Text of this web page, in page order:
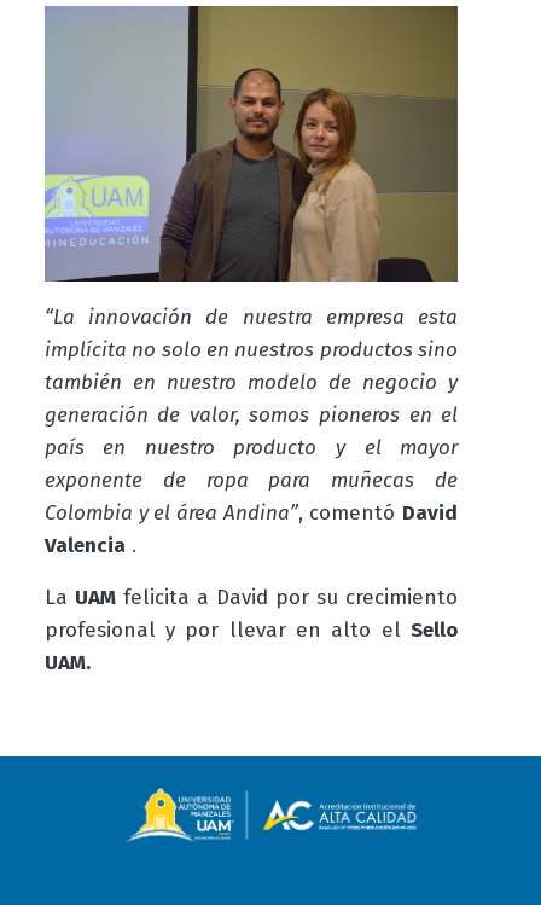
“La innovación de nuestra empresa esta
implícita no solo en nuestros productos sino
también en nuestro modelo de negocio y
generación de valor, somos pioneros en el
país en nuestro producto y el mayor
exponente de ropa para muñecas de
Colombia y el área Andina”, comentó David
Valencia.
La UAMfelicita a David por su crecimiento
profesional y por llevar en alto elSello
UAM.